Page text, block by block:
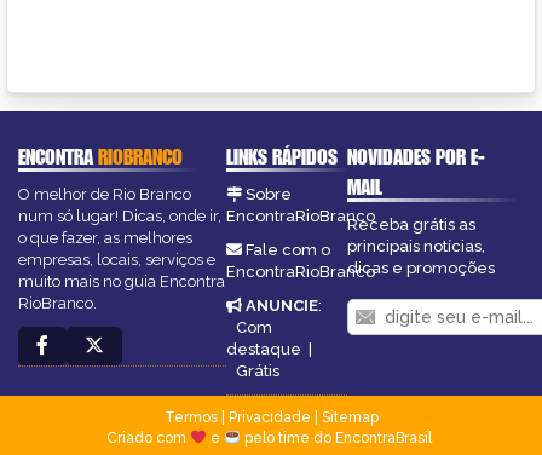
ENCONTRARIOBRANCO
O melhor de Rio Branco
num só lugar! Dicas, onde ir,
o que fazer, as melhores
empresas, locais, serviços e
muito mais no guia Encontra
RioBranco.
LINKS RÁPIDOS
Sobre
EncontraRioBranco
Fale com o
EncontraRioBranco
ANUNCIE:
Com
destaque
Grátis
NOVIDADES POR E-
MAIL
Receba grátis as
principais notícias,
dicas e promoções
Termos| Privacidade
Sitemap
Criado com
e pelo time do EncontraBrasil